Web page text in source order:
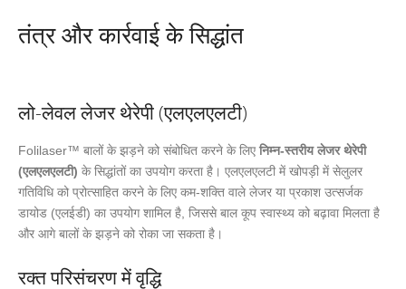
तंत्र और कार्रवाई के सिद्धांत
लो-लेवल लेजर थेरेपी (एलएलएलटी)
Folilaser™ बालों के झड़ने को संबोधित करने के लिए निम्न-स्तरीय लेजर थेरेपी
(एलएलएलटी) के सिद्धांतों का उपयोग करता है। एलएलएलटी में खोपड़ी में सेलुलर
गतिविधि को प्रोत्साहित करने के लिए कम-शक्ति वाले लेजर या प्रकाश उत्सर्जक
डायोड (एलईडी) का उपयोग शामिल है, जिससे बाल कूप स्वास्थ्य को बढ़ावा मिलता है
और आगे बालों के झड़ने को रोका जा सकता है।
रक्त परिसंचरण में वृद्धि